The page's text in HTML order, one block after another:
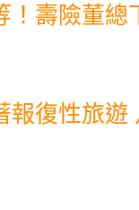
！壽險董
報復性旅